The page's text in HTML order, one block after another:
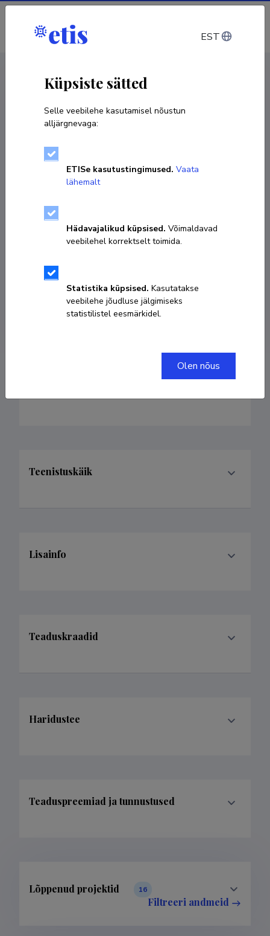
Sisene
Sünniaeg 16. aprill 1984
Researcher ID P-8634-2015
0000-0001-6157-3070
Teenistuskäik
Lisainfo
Teaduskraadid
Haridustee
Teaduspreemiad ja tunnustused
Lõppenud projektid 16
Filtreeri andmeid
EST
Küpsiste sätted
Selle veebilehe kasutamisel nõustun
alljärgnevaga:
ETISe kasutustingimused. Vaata
lähemalt
Hädavajalikud küpsised. Võimaldavad
veebilehel korrektselt toimida.
Statistika küpsised. Kasutatakse
veebilehe jõudluse jälgimiseks
statistilistel eesmärkidel.
Olen nõus